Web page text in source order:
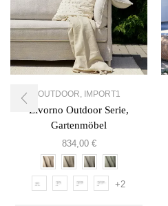
OUTDOOR, IMPORT1
Livorno Outdoor Serie,
Gartenmöbel
834,00 €
+2